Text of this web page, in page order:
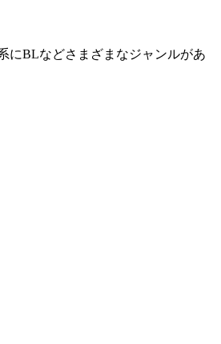
にBLなどさまざまなジャンルがあ